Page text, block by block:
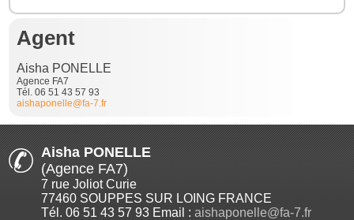
Agent
Aisha PONELLE
Agence FA7
Tél. 06 51 43 57 93
aishaponelle@fa-7.fr
Aisha PONELLE
(Agence FA7)
7 rue Joliot Curie
77460 SOUPPES SUR LOING FRANCE
Tél. 06 51 43 57 93 Email :aishaponelle@fa-7.fr